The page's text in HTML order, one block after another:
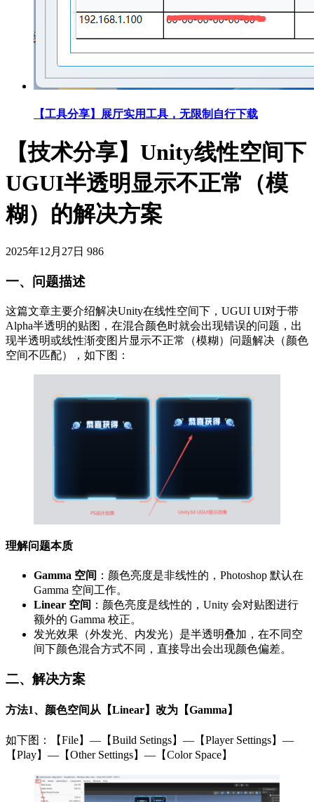
【工具分享】展厅实用工具，无限制自行下载
【技术分享】Unity线性空间下
UGUI半透明显示不正常（模
糊）的解决方案
2025年12月27日 986
一、问题描述
这篇文章主要介绍解决Unity在线性空间下，UGUI UI对于带
Alpha半透明的贴图，在混合颜色时就会出现错误的问题，出
现半透明或线性渐变图片显示不正常（模糊）问题解决（颜色
空间不匹配），如下图：
理解问题本质
Gamma 空间 ：颜色亮度是非线性的，Photoshop 默认在
Gamma 空间工作。
Linear 空间 ：颜色亮度是线性的，Unity 会对贴图进行
额外的 Gamma 校正。
发光效果（外发光、内发光）是半透明叠加，在不同空
间下颜色混合方式不同，直接导出会出现颜色偏差。
二、解决方案
方法1、颜色空间从【Linear】改为【Gamma】
如下图：【File】—【Build Setings】—【Player Settings】—
【Play】—【Other Settings】—【Color Space】